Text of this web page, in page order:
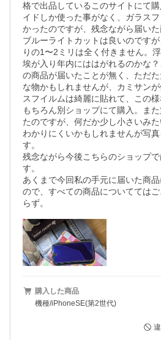
格で出品しているこのサイトにて
イドしか使った事がなく、ガラス
かったのですが、残念ながら届いた
ブルーライトカットは良いのです
りの1〜2ミリは全く付きません。
埃が入り年内にははがれるのかな
の商品が届いたことが無く、ただ
な物かもしれませんが、カミサン
スフイルムは綺麗に貼れて、この様
もちろん別ショップにて購入。ま
たのですが、何だか少し小さいみた
わかりにくいかもしれませんが写
す。
残念ながら今後こちらのショップ
す。
あくまで今回私の手元に届いた商
ので、すべての商品についてては
らず。
購入した商品
機種/iPhoneSE(第2世代)